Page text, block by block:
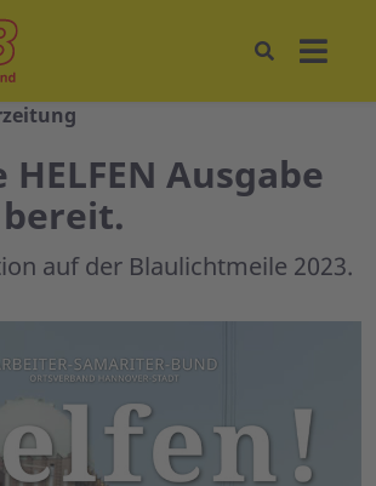
HELFEN Ausgabe
auf der Blaulichtmeile 2023.